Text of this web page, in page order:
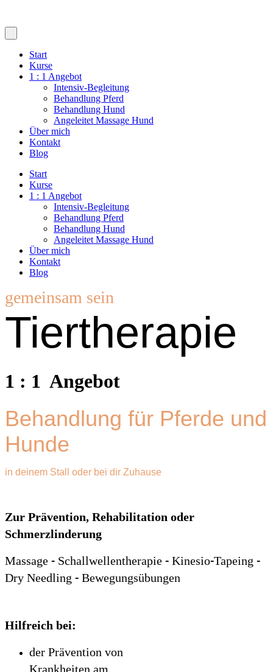
Start
Kurse
1 : 1 Angebot
Intensiv-Begleitung
Behandlung Pferd
Behandlung Hund
Angeleitet Massage Hund
Über mich
Kontakt
Blog
Start
Kurse
1 : 1 Angebot
Intensiv-Begleitung
Behandlung Pferd
Behandlung Hund
Angeleitet Massage Hund
Über mich
Kontakt
Blog
gemeinsam sein
Tiertherapie
1 : 1 Angebot
Behandlung für Pferde und
Hunde
in deinem Stall oder bei dir Zuhause
Zur Prävention, Rehabilitation oder
Schmerzlinderung
Massage - Schallwellentherapie - Kinesio-Tapeing -
Dry Needling - Bewegungsübungen
Hilfreich bei:
der Prävention von